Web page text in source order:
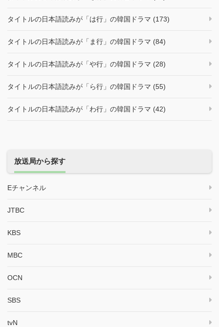
タイトルの日本語読みが「は行」の韓国ドラマ (173)
タイトルの日本語読みが「ま行」の韓国ドラマ (84)
タイトルの日本語読みが「や行」の韓国ドラマ (28)
タイトルの日本語読みが「ら行」の韓国ドラマ (55)
タイトルの日本語読みが「わ行」の韓国ドラマ (42)
放送局から探す
Eチャンネル
JTBC
KBS
MBC
OCN
SBS
tvN